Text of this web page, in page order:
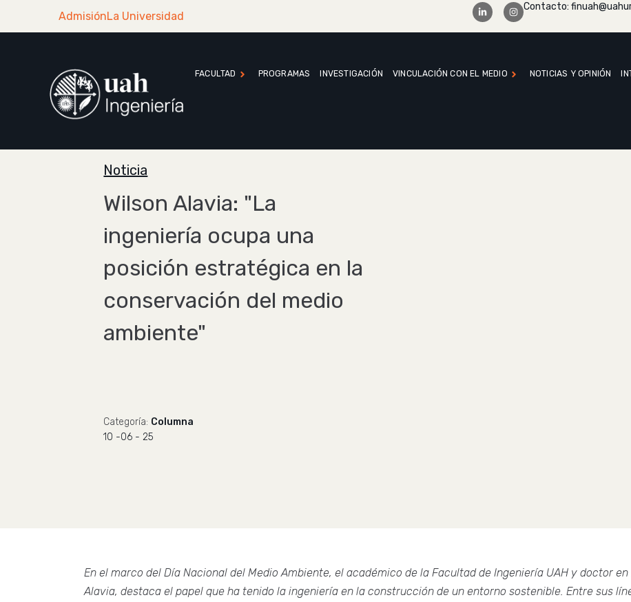
AdmisiónLa Universidad
Contacto:
FACULTAD PROGRAMAS INVESTIGACIÓN VINCULACIÓN CON EL MEDIO NOTICIAS Y OPINIÓN
Noticia
Wilson Alavia: "La
ingeniería ocupa una
posición estratégica en la
conservación del medio
ambiente"
Categoría: Columna
10 -06 - 25
En el marco del Día Nacional del Medio Ambiente, el académico de la Facultad de Ingeniería UAH y doctor
Alavia, destaca el papel que ha tenido la ingeniería en la construcción de un entorno sostenible. Entre sus